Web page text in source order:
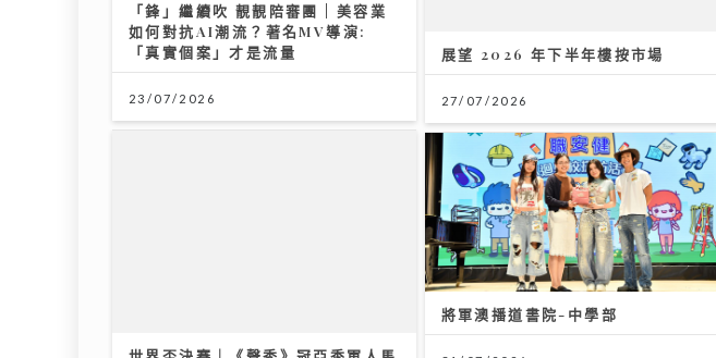
「鋒」繼續吹 靚靚陪審團 | 美容業
如何對抗AI潮流？著名MV導演:
「真實個案」才是流量
23/07/2026
27/07/2026
世界盃決賽｜《聲秀》冠亞季軍人馬
都愛睇波 馮熙燮 柯雨霏 胡子貝 邊